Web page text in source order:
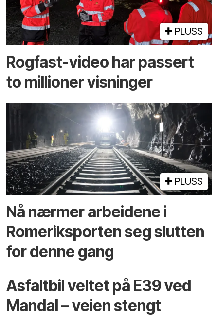
PLUSS
Rogfast-video har passert
to millioner visninger
PLUSS
Nå nærmer arbeidene i
Romeriksporten seg slutten
for denne gang
Asfaltbil veltet på E39 ved
Mandal – veien stengt